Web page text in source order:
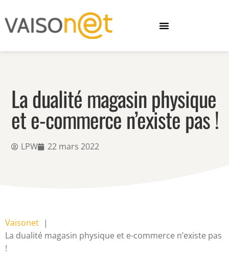
La dualité magasin physique
et e-commerce n’existe pas !
LPW 22 mars 2022
Vaisonet
La dualité magasin physique et e-commerce n’existe pas
!